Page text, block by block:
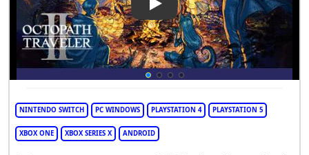
Play Video: Octopath
NINTENDO SWITCH PC WINDOWS PLAYSTATION 4 PLAYSTATION 5
XBOX ONE XBOX SERIES X ANDROID